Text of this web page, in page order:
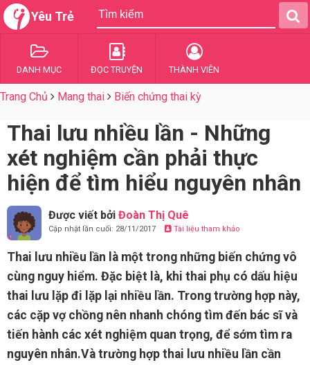
Yêu Trẻ
DANH MỤC ĐỌC TRUYỆN THÀNH VIÊN
Trang Chủ Mang thai Biến chứng thai kỳ
Thai lưu nhiều lần - Những
xét nghiệm cần phải thực
hiện để tìm hiểu nguyên nhân
Được viết bởi Đoàn Thị Quê
Cập nhật lần cuối: 28/11/2017 Tài liệu tham khảo
Thai lưu nhiều lần là một trong những biến chứng vô
cùng nguy hiểm. Đặc biệt là, khi thai phụ có dấu hiệu
thai lưu lặp đi lặp lại nhiều lần. Trong trường hợp này,
các cặp vợ chồng nên nhanh chóng tìm đến bác sĩ và
tiến hành các xét nghiệm quan trọng, để sớm tìm ra
nguyên nhân.Và trường hợp thai lưu nhiều lần cần